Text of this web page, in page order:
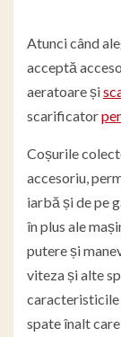
Atunci când
acceptă
aeratoare și
scarificator
Coșurile
accesoriu,
iarbă și de pe
în plus ale
putere și
viteza și alte
caracteristicile
spate înalt